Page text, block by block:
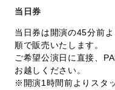
当日券
当日券は開演の45分前よ
順で販売いたします。
ご希望公演日に直接、
お越しください。
※開演1時間前よりスタ